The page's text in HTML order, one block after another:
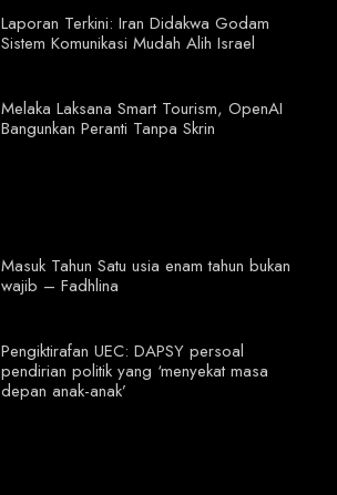
Laporan Terkini: Iran Didakwa Godam
Sistem Komunikasi Mudah Alih Israel
Melaka Laksana Smart Tourism, OpenAI
Bangunkan Peranti Tanpa Skrin
Masuk Tahun Satu usia enam tahun bukan
wajib – Fadhlina
Pengiktirafan UEC: DAPSY persoal
pendirian politik yang ‘menyekat masa
depan anak-anak’